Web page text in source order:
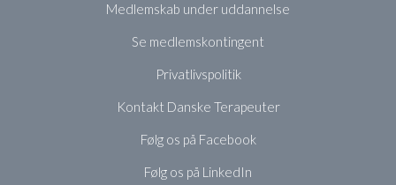
Medlemskab under uddannelse
Se medlemskontingent
Privatlivspolitik
Kontakt Danske Terapeuter
Følg os på Facebook
Følg os på LinkedIn